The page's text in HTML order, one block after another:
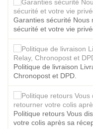
Garanties sécurité Nous
sécurité et votre vie
Politique de livraison
Chronopost et DPD.
Politique retours Vous
votre colis après sa